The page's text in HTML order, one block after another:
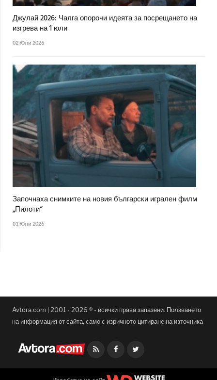
Джулай 2026: Чалга опорочи идеята за посрещането на
изгрева на 1 юли
02 Юли 2026
Започнаха снимките на новия български игрален филм
„Пилоти“
01 Юли 2026
Avtora.com | 2001 - 2026 ® - всички права запазени. Ползването
на информация от сайта, само с изричното цитиране на източника
Facebook